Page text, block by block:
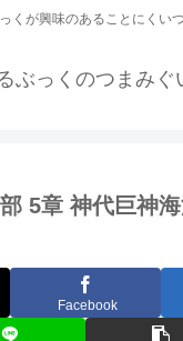
くが興味のあることにくい
ぶっくのつまみぐ
部 5章 神代巨神
Facebook